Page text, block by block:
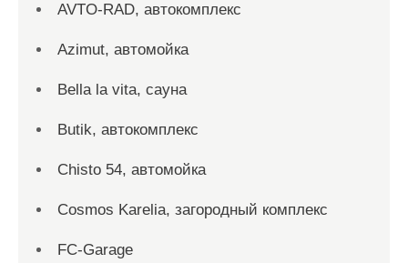
AVTO-RAD, автокомплекс
Azimut, автомойка
Bella la vita, сауна
Butik, автокомплекс
Chisto 54, автомойка
Cosmos Karelia, загородный комплекс
FC-Garage